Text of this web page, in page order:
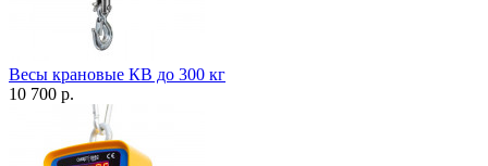
Весы крановые КВ до 300 кг
10 700 р.